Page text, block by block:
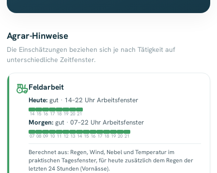
Agrar-Hinweise
Die Einschätzungen beziehen sich je nach Tätigkeit auf
unterschiedliche Zeitfenster.
Feldarbeit
Heute:gut· 14–22 Uhr Arbeitsfenster
14 15 16 17 18 19 20 21
Morgen:gut· 07–22 Uhr Arbeitsfenster
07 08 09 10 11 12 13 14 15 16 17 18 19 20 21
Berechnet aus: Regen, Wind, Nebel und Temperatur im
praktischen Tagesfenster, für heute zusätzlich dem Regen der
letzten 24 Stunden (Vornässe).